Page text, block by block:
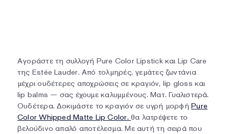
Αγοράστε τη συλλογή Pure Color Lipstick και Lip Care
της Estée Lauder. Από τολμηρές, γεμάτες ζωντάνια
μέχρι ουδέτερες αποχρώσεις σε κραγιόν, lip gloss και
lip balms — σας έχουμε καλυμμένους. Ματ. Γυαλιστερά.
Ουδέτερα. Δοκιμάστε το κραγιόν σε υγρή μορφήPure
Color Whipped Matte Lip Color. θα λατρέψετε το
βελούδινο απαλό αποτέλεσμα. Με αυτή τη σειρά που